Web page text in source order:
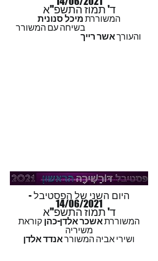
ד' תמוז התשפ"א
המשוררתמיכל סנונית
בשיחה עם המשורר
והעורךאשר רייך
היום השני של הפסטיבל -
14/06/2021
ד' תמוז התשפ"א
המשוררתאשכר אלדן-כהן קוראת
משיריה
ושירי אביה המשורראנדד אלדן